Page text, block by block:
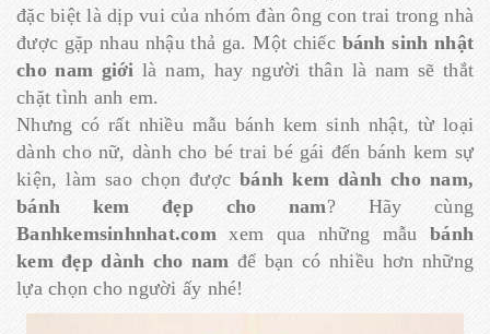
đặc biệt là dịp vui của nhóm đàn ông con trai trong nhà
được gặp nhau nhậu thả ga. Một chiếcbánh sinh nhật
cho nam giới là nam, hay người thân là nam sẽ thắt
chặt tình anh em.
Nhưng có rất nhiều mẫu bánh kem sinh nhật, từ loại
dành cho nữ, dành cho bé trai bé gái đến bánh kem sự
kiện, làm sao chọn được bánh kem dành cho nam,
bánh kem đẹp cho nam? Hãy cùng
Banhkemsinhnhat.comxem qua những mẫu bánh
kem đẹp dành cho nam để bạn có nhiều hơn những
lựa chọn cho người ấy nhé!